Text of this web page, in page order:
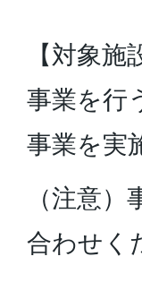
【対象
事業を行
事業を実
（注意
合わせく